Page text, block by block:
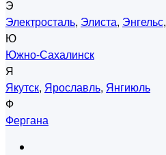
Э
Электросталь, Элиста, Энгельс,
Ю
Южно-Сахалинск
Я
Якутск, Ярославль, Янгиюль
Ф
Фергана